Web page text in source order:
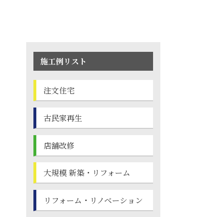
施工例リスト
注文住宅
古民家再生
店舗改修
大規模 新築・ リフォーム
リフォーム・ リノベーション